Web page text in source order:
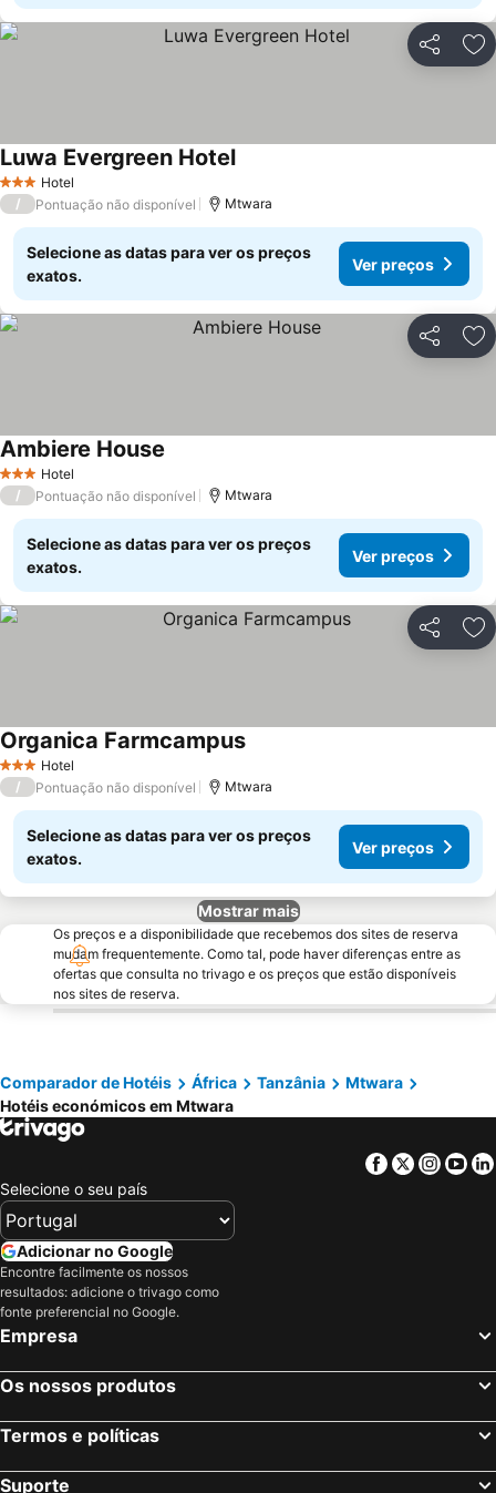
Partilhar
3 EstrelasHotel
Luwa Evergreen Hotel
/ Pontuação não disponível Mtwara
Selecione as datas para ver os preços
exatos.
Ver preços
Partilhar
3 EstrelasHotel
Ambiere House
/ Pontuação não disponível Mtwara
Selecione as datas para ver os preços
exatos.
Ver preços
Partilhar
3 EstrelasHotel
Organica Farmcampus
/ Pontuação não disponível Mtwara
Selecione as datas para ver os preços
exatos.
Ver preços
Mostrar mais
Os preços e a disponibilidade que recebemos dos sites de reserva
mudam frequentemente. Como tal, pode haver diferenças entre as
ofertas que consulta no trivago e os preços que estão disponíveis
nos sites de reserva.
Comparador de Hotéis África Tanzânia
Mtwara
Hotéis económicos em Mtwara
Facebook
Twitter
Selecione o seu país
Adicionar no Google
Encontre facilmente os nossos
resultados: adicione o trivago como
fonte preferencial no Google.
Empresa
Os nossos produtos
Termos e políticas
Suporte